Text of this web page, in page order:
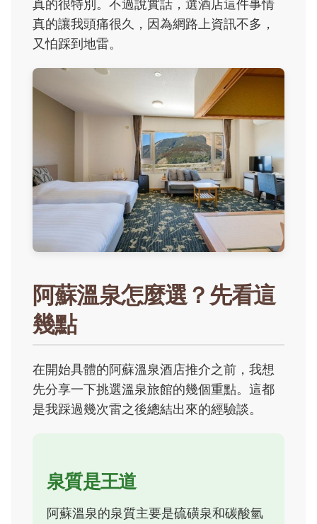
真的很特別。不過說實話，選酒店這件事情
真的讓我頭痛很久，因為網路上資訊不多，
又怕踩到地雷。
阿蘇溫泉怎麼選？先看這
幾點
在開始具體的阿蘇溫泉酒店推介之前，我想
先分享一下挑選溫泉旅館的幾個重點。這都
是我踩過幾次雷之後總結出來的經驗談。
泉質是王道
阿蘇溫泉的泉質主要是硫磺泉和碳酸氫